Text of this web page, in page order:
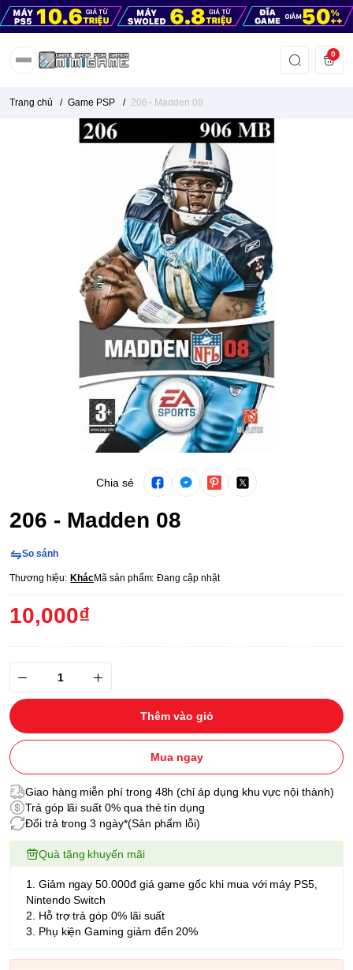
0
Trang chủ / Game PSP / 206 - Madden 08
Chia sẻ
206 - Madden 08
So sánh
Thương hiệu: KhácMã sản phẩm: Đang cập nhật
10,000₫
Thêm vào giỏ
Mua ngay
Giao hàng miễn phí trong 48h (chỉ áp dụng khu vực nội thành)
Trả góp lãi suất 0% qua thẻ tín dụng
Đổi trả trong 3 ngày*(Sản phẩm lỗi)
Quà tặng khuyến mãi
1. Giảm ngay 50.000đ giá game gốc khi mua với máy PS5,
Nintendo Switch
2. Hỗ trợ trả góp 0% lãi suất
3. Phụ kiện Gaming giảm đến 20%